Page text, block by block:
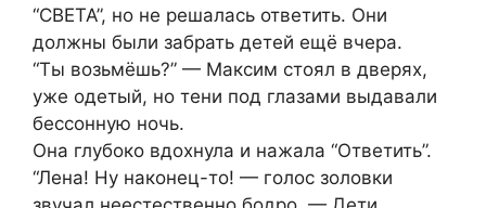
“СВЕТА”, но не решалась ответить. Они
должны были забрать детей ещё вчера.
“Ты возьмёшь?” — Максим стоял в дверях,
уже одетый, но тени под глазами выдавали
бессонную ночь.
Она глубоко вдохнула и нажала “Ответить”.
“Лена! Ну наконец-то! — голос золовки